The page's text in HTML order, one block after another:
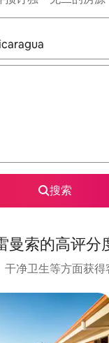
使用上下方向键查看，
搜索
曼索的高评分
净卫生等方面获得